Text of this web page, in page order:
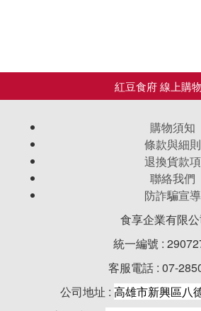
購物須知
條款與細則
退換貨款項
聯絡我們
防詐騙宣導
食享企業有限公
統一編號 :
客服電話 : 07-
公司地址 : 高雄市新興區八